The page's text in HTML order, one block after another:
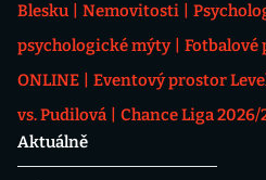
Blesku
Nemovitosti
psychologické mýty
Fotbalové
ONLINE
Eventový prostor
vs. Pudilová
Chance Liga 2026/
Aktuálně